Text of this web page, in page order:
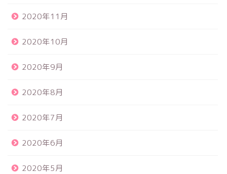
2020年11月
2020年10月
2020年9月
2020年8月
2020年7月
2020年6月
2020年5月